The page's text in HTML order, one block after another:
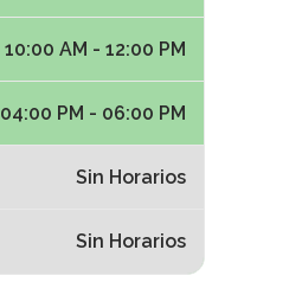
10:00 AM - 12:00 PM
04:00 PM - 06:00 PM
Sin Horarios
Sin Horarios